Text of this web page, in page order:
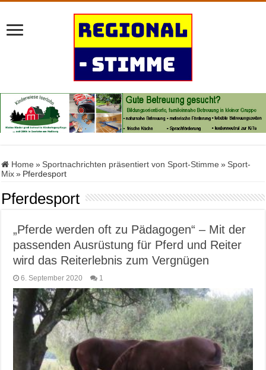
Home » Sportnachrichten präsentiert von Sport-Stimme » Sport-
Mix » Pferdesport
Pferdesport
„Pferde werden oft zu Pädagogen“ – Mit der
passenden Ausrüstung für Pferd und Reiter
wird das Reiterlebnis zum Vergnügen
6. September 2020 1